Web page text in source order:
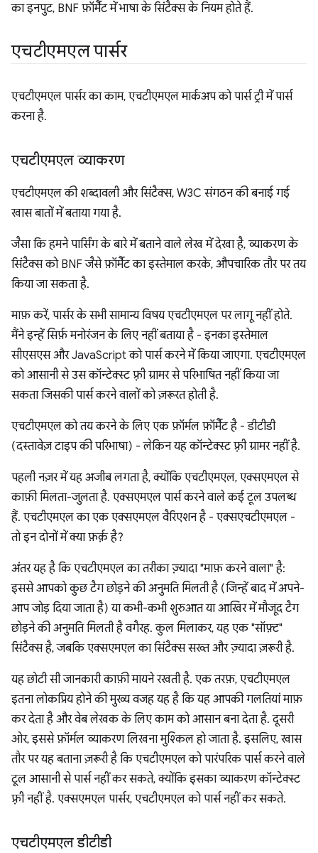
का इनपुट, BNF फ़ॉर्मैट में भाषा के सिंटैक्स के नियम होते हैं.
एचटीएमएल पार्सर
एचटीएमएल पार्सर का काम, एचटीएमएल मार्कअप को पार्स ट्री में पार्स
करना है.
एचटीएमएल व्याकरण
एचटीएमएल की शब्दावली और सिंटैक्स, W3C संगठन की बनाई गई
खास बातों में बताया गया है.
जैसा कि हमने पार्सिंग के बारे में बताने वाले लेख में देखा है, व्याकरण के
सिंटैक्स को BNF जैसे फ़ॉर्मैट का इस्तेमाल करके, औपचारिक तौर पर तय
किया जा सकता है.
माफ़ करें, पार्सर के सभी सामान्य विषय एचटीएमएल पर लागू नहीं होते.
मैंने इन्हें सिर्फ़ मनोरंजन के लिए नहीं बताया है - इनका इस्तेमाल
सीएसएस और JavaScript को पार्स करने में किया जाएगा. एचटीएमएल
को आसानी से उस कॉन्टेक्स्ट फ़्री ग्रामर से परिभाषित नहीं किया जा
सकता जिसकी पार्स करने वालों को ज़रूरत होती है.
एचटीएमएल को तय करने के लिए एक फ़ॉर्मल फ़ॉर्मैट है - डीटीडी
(दस्तावेज़ टाइप की परिभाषा) - लेकिन यह कॉन्टेक्स्ट फ़्री ग्रामर नहीं है.
पहली नज़र में यह अजीब लगता है, क्योंकि एचटीएमएल, एक्सएमएल से
काफ़ी मिलता-जुलता है. एक्सएमएल पार्स करने वाले कई टूल उपलब्ध
हैं. एचटीएमएल का एक एक्सएमएल वैरिएशन है - एक्सएचटीएमएल -
तो इन दोनों में क्या फ़र्क़ है?
अंतर यह है कि एचटीएमएल का तरीका ज़्यादा "माफ़ करने वाला" है:
इससे आपको कुछ टैग छोड़ने की अनुमति मिलती है (जिन्हें बाद में अपने-
आप जोड़ दिया जाता है) या कभी-कभी शुरुआत या आखिर में मौजूद टैग
छोड़ने की अनुमति मिलती है वगैरह. कुल मिलाकर, यह एक "सॉफ़्ट"
सिंटैक्स है, जबकि एक्सएमएल का सिंटैक्स सख्त और ज़्यादा ज़रूरी है.
यह छोटी सी जानकारी काफ़ी मायने रखती है. एक तरफ़, एचटीएमएल
इतना लोकप्रिय होने की मुख्य वजह यह है कि यह आपकी गलतियां माफ़
कर देता है और वेब लेखक के लिए काम को आसान बना देता है. दूसरी
ओर, इससे फ़ॉर्मल व्याकरण लिखना मुश्किल हो जाता है. इसलिए, खास
तौर पर यह बताना ज़रूरी है कि एचटीएमएल को पारंपरिक पार्स करने वाले
टूल आसानी से पार्स नहीं कर सकते, क्योंकि इसका व्याकरण कॉन्टेक्स्ट
फ़्री नहीं है. एक्सएमएल पार्सर, एचटीएमएल को पार्स नहीं कर सकते.
एचटीएमएल डीटीडी